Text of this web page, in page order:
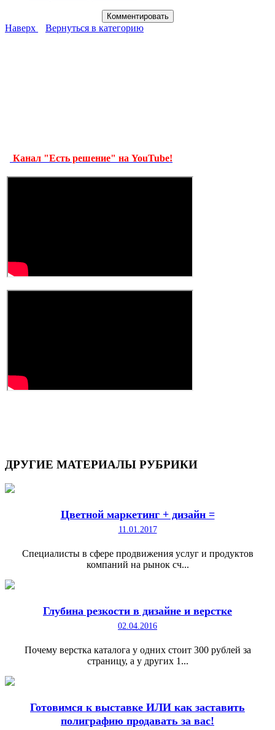
Наверх Вернуться в категорию
Канал "Есть решение" на YouTube!
ДРУГИЕ МАТЕРИАЛЫ РУБРИКИ
Цветной маркетинг + дизайн =
11.01.2017
Специалисты в сфере продвижения услуг и продуктов
компаний на рынок сч...
Глубина резкости в дизайне и верстке
02.04.2016
Почему верстка каталога у одних стоит 300 рублей за
страницу, а у других 1...
Готовимся к выставке ИЛИ как заставить
полиграфию продавать за вас!